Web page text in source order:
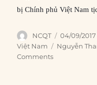
bị Chính phủ Việt Nam
Author
NCQT
Posted
on
04/09/2017
Việt Nam
Tags
Nguyễn
Comments